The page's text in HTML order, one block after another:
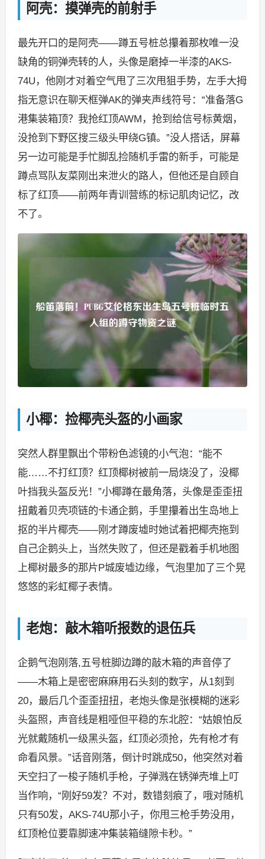
阿壳：摸弹壳的前射手
最先开口的是阿壳——蹲五号桩总攥着那枚唯一没
缺角的铜弹壳转的人，头像是磨掉一半漆的AKS-
74U，他刚才对着空气甩了三次甩狙手势，左手大拇
指无意识在聊天框弹AK的弹夹声线符号：“准备落G
港集装箱顶？我抢红顶AWM，抢到给信号标黄烟，
没抢到下野区搜三级头甲绕G镇。”没人搭话，屏幕
另一边可能是手忙脚乱捡随机手雷的新手，可能是
蹲点骂队友菜刚出来泄火的路人，但他还是自顾自
标了红顶——前两年青训营练的标记肌肉记忆，改
不了。
小椰：捡椰壳头盔的小画家
突然人群里飘出个带粉色滤镜的小气泡：“能不
能……不打红顶？红顶椰树被前一局烧没了，没椰
叶挡我头盔反光！”小椰蹲在最角落，头像是歪歪扭
扭戴着贝壳项链的卡通企鹅，手里攥着出生岛地上
抠的半片椰壳——刚才蹲废墟时她试着把椰壳拖到
自己企鹅头上，当然失败了，但还是戳着手机地图
上椰树最多的那片P城废墟边缘，气泡里加了三个晃
悠悠的彩虹椰子表情。
老炮：敲木箱听报数的退伍兵
企鹅气泡刚落,五号桩脚边蹲的敲木箱的声音停了
——木箱上是密密麻麻用石头刻的数字，从1刻到
20，最后几个歪歪扭扭，老炮头像是张模糊的迷彩
头盔照，声音线是粗哑但平稳的东北腔：“姑娘怕反
光就戴随机一级黑头盔，红顶必须抢，先有枪才有
命看风景。”话音刚落，倒计时跳成50，他突然对着
天空扫了一梭子随机手枪，子弹溅在锈弹壳堆上叮
当作响，“刚好59发？不对，数错刻痕了，哦对随机
只有50发，AKS-74U那小子，你甩三枪手势没用，
红顶枪位要靠脚速冲集装箱缝隙卡秒。”